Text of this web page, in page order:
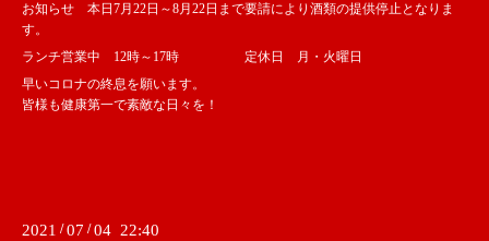
お知らせ 本日7月22日～8月22日まで要請により酒類の提供停止となりま
す。
ランチ営業中 12時～17時 定休日 月・火曜日
早いコロナの終息を願います。
皆様も健康第一で素敵な日々を！
2021 /07 /04 22:40